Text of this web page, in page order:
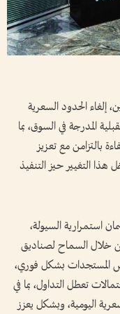
إلغاء الحدود السعرية
المدرجة في السوق، بما
بالتزامن مع تعزيز
هذا التغيير حيز التنفيذ
استمرارية السيولة،
خلال السماح لصناديق
المستجدات بشكل فوري،
تعطل التداول، بما في
اليومية، وبشكل يعزز